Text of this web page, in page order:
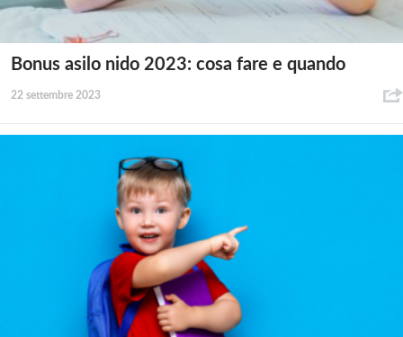
Bonus asilo nido 2023: cosa fare e quando
22 settembre 2023